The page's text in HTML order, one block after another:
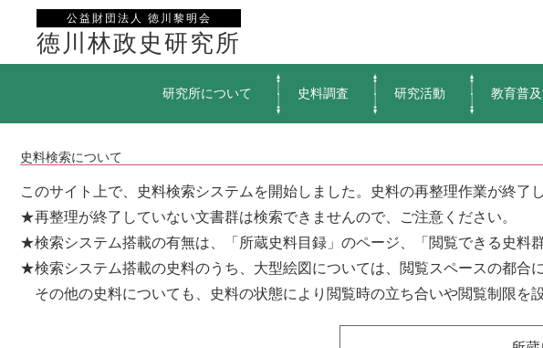
公益財団法人 徳川黎明会
徳川林政史研究所
研究所について 史料調査 研究活動 教育普
史料検索について
このサイト上で、史料検索システムを開始しました。史料の再整理作業が終了
★再整理が終了していない文書群は検索できませんので、ご注意ください。
★検索システム搭載の有無は、「所蔵史料目録」のページ、「閲覧できる史料
★検索システム搭載の史料のうち、大型絵図については、閲覧スペースの都合
その他の史料についても、史料の状態により閲覧時の立ち合いや閲覧制限を